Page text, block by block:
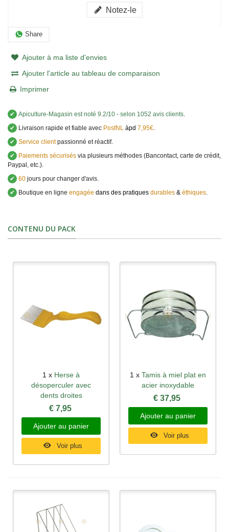
Notez-le
Share
Ajouter à ma liste d'envies
Ajouter l'article au tableau de comparaison
Imprimer
✔ Apiculture-Magasin est noté 9.2/10 - selon 1052 avis clients
✔
Livraison rapide et fiable avec PostNL àpd 7,95€
✔ Service clientpassionné et réactif.
✔
Paiements sécurisés via plusieurs méthodes (Bancontact, carte de crédit,
Paypal, etc.).
✔ 60 jours pour changer d'avis.
✔
Boutique en ligne engagée dans des pratiques durables & éthiques
CONTENU DU PACK
1 x Herse à
désoperculer avec
dents droites
€ 7,95
Ajouter au panier
Voir plus
1 x Tamis à miel plat en
acier inoxydable
€ 37,95
Ajouter au panier
Voir plus